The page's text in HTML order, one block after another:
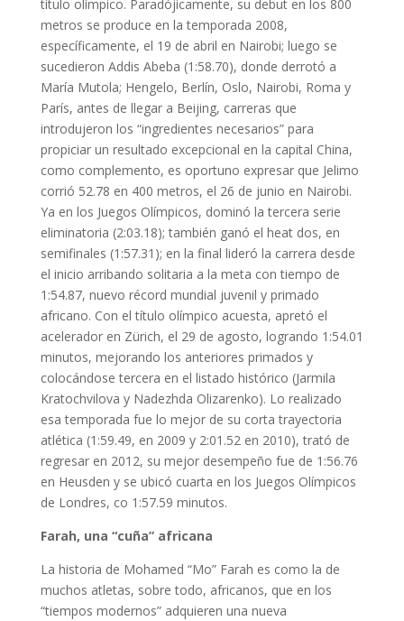
título olímpico. Paradójicamente, su debut en los 800
metros se produce en la temporada 2008,
específicamente, el 19 de abril en Nairobi; luego se
sucedieron Addis Abeba (1:58.70), donde derrotó a
María Mutola; Hengelo, Berlín, Oslo, Nairobi, Roma y
París, antes de llegar a Beijing, carreras que
introdujeron los “ingredientes necesarios” para
propiciar un resultado excepcional en la capital China,
como complemento, es oportuno expresar que Jelimo
corrió 52.78 en 400 metros, el 26 de junio en Nairobi.
Ya en los Juegos Olímpicos, dominó la tercera serie
eliminatoria (2:03.18); también ganó el heat dos, en
semifinales (1:57.31); en la final lideró la carrera desde
el inicio arribando solitaria a la meta con tiempo de
1:54.87, nuevo récord mundial juvenil y primado
africano. Con el título olímpico acuesta, apretó el
acelerador en Zürich, el 29 de agosto, logrando 1:54.01
minutos, mejorando los anteriores primados y
colocándose tercera en el listado histórico (Jarmila
Kratochvilova y Nadezhda Olizarenko). Lo realizado
esa temporada fue lo mejor de su corta trayectoria
atlética (1:59.49, en 2009 y 2:01.52 en 2010), trató de
regresar en 2012, su mejor desempeño fue de 1:56.76
en Heusden y se ubicó cuarta en los Juegos Olímpicos
de Londres, co 1:57.59 minutos.
Farah, una “cuña” africana
La historia de Mohamed “Mo” Farah es como la de
muchos atletas, sobre todo, africanos, que en los
“tiempos modernos” adquieren una nueva